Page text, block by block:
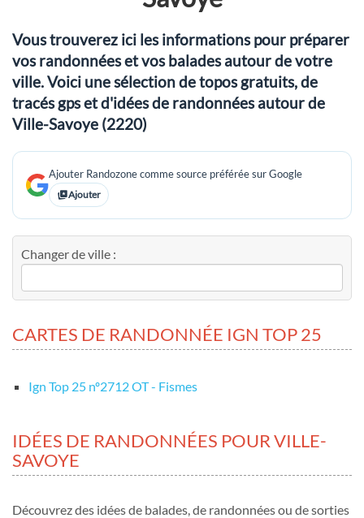
Vous trouverez ici les informations pour préparer
vos randonnées et vos balades autour de votre
ville. Voici une sélection de topos gratuits, de
tracés gps et d'idées de randonnées autour de
Ville-Savoye (2220)
Ajouter Randozone comme source préférée sur Google
Ajouter
Changer de ville :
CARTES DE RANDONNÉE IGN TOP 25
Ign Top 25 nº2712 OT - Fismes
IDÉES DE RANDONNÉES POUR VILLE-
SAVOYE
Découvrez des idées de balades, de randonnées ou de sorties